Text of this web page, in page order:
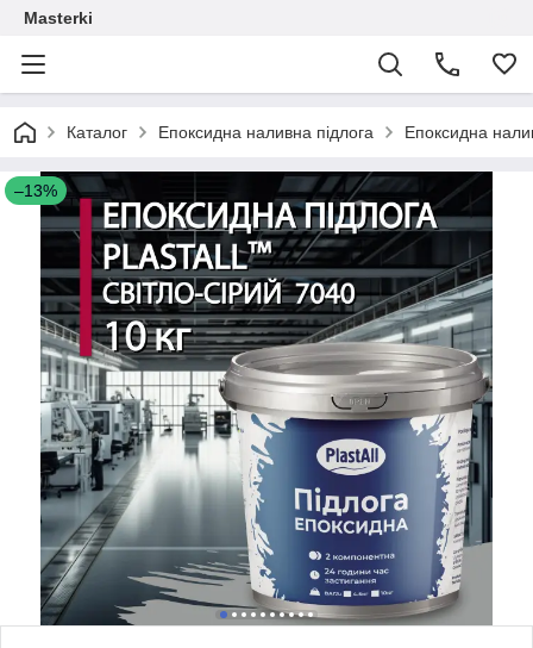
Masterki
Каталог Епоксидна наливна підлога Епоксидна
–13%